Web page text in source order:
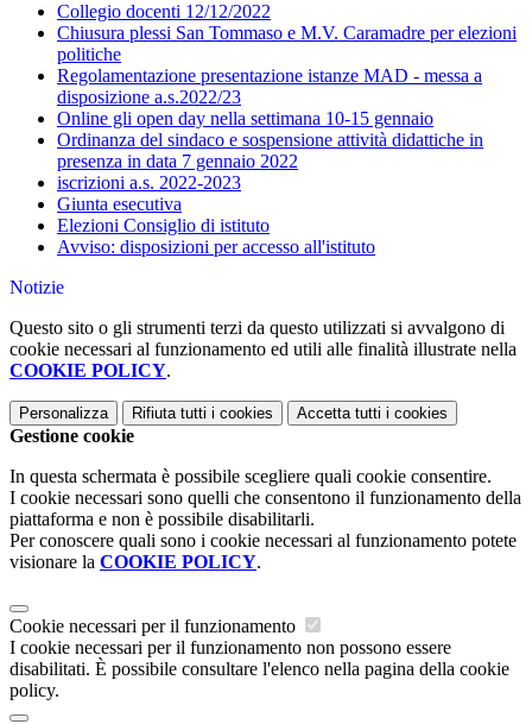
Collegio docenti 12/12/2022
Chiusura plessi San Tommaso e M.V. Caramadre per elezioni
politiche
Regolamentazione presentazione istanze MAD - messa a
disposizione a.s.2022/23
Online gli open day nella settimana 10-15 gennaio
Ordinanza del sindaco e sospensione attività didattiche in
presenza in data 7 gennaio 2022
iscrizioni a.s. 2022-2023
Giunta esecutiva
Elezioni Consiglio di istituto
Avviso: disposizioni per accesso all'istituto
Notizie
Questo sito o gli strumenti terzi da questo utilizzati si avvalgono di
cookie necessari al funzionamento ed utili alle finalità illustrate nella
COOKIE POLICY.
Personalizza Rifiuta tutti i cookies Accetta tutti i cookies
Gestione cookie
In questa schermata è possibile scegliere quali cookie consentire.
I cookie necessari sono quelli che consentono il funzionamento della
piattaforma e non è possibile disabilitarli.
Per conoscere quali sono i cookie necessari al funzionamento potete
visionare la COOKIE POLICY.
Cookie necessari per il funzionamento
I cookie necessari per il funzionamento non possono essere
disabilitati. È possibile consultare l'elenco nella pagina della cookie
policy.